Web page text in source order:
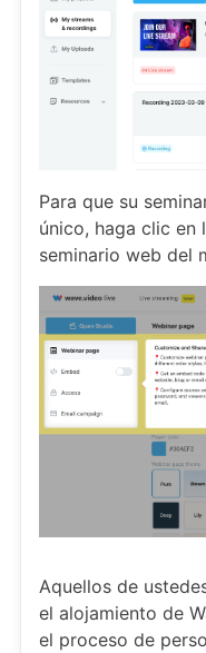
Para que su
único, haga clic en
seminario web del
Aquellos de
el alojamiento de
el proceso de